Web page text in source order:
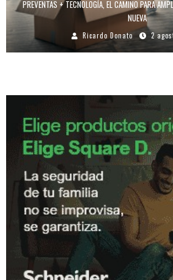
PREVENTAS + TECNOLOGÍA, EL CAMINO PARA
NUEVA
Ricardo Donato 2